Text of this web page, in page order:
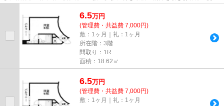
6.5万円
(管理費・共益費 7,000円)
敷：1ヶ月｜礼：1ヶ月
所在階：3階
間取り：1R
面積：18.62㎡
6.5万円
(管理費・共益費 7,000円)
敷：1ヶ月｜礼：1ヶ月